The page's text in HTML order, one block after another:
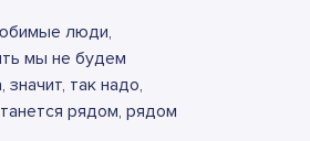
люди,
мы не будем
так надо,
рядом, рядом